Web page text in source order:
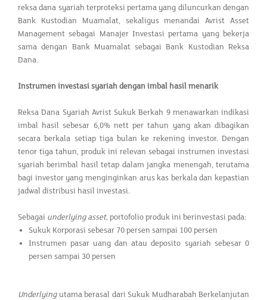
reksa dana syariah terproteksi pertama yang diluncurkan dengan
Bank Kustodian Muamalat, sekaligus menandai Avrist Asset
Management sebagai Manajer Investasi pertama yang bekerja
sama dengan Bank Muamalat sebagai Bank Kustodian Reksa
Dana.
Instrumen investasi syariah dengan imbal hasil menarik
Reksa Dana Syariah Avrist Sukuk Berkah 9 menawarkan indikasi
imbal hasil sebesar 6,0% nett per tahun yang akan dibagikan
secara berkala setiap tiga bulan ke rekening investor. Dengan
tenor tiga tahun, produk ini relevan sebagai instrumen investasi
syariah berimbal hasil tetap dalam jangka menengah, terutama
bagi investor yang menginginkan arus kas berkala dan kepastian
jadwal distribusi hasil investasi.
Sebagai underlying asset,portofolio produk ini berinvestasi pada:
Sukuk Korporasi sebesar 70 persen sampai 100 persen
Instrumen pasar uang dan atau deposito syariah sebesar 0
persen sampai 30 persen
Underlyingutama berasal dari Sukuk Mudharabah Berkelanjutan